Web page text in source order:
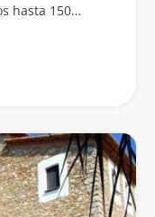
hasta 150…